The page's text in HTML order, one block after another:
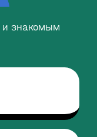
и знакомым